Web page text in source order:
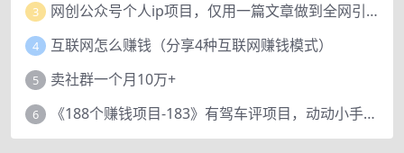
3 网创公众号个人ip项目，仅用一篇文章做到全网引流！
4 互联网怎么赚钱（分享4种互联网赚钱模式）
5 卖社群一个月10万+
6 《188个赚钱项目-183》有驾车评项目，动动小手，复制粘贴赚44元！